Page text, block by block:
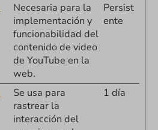
Necesaria para la
implementación y
funcionabilidad del
contenido de video
de YouTube en la
web.
Persist
ente
Se usa para
rastrear la
interacción del
1 día